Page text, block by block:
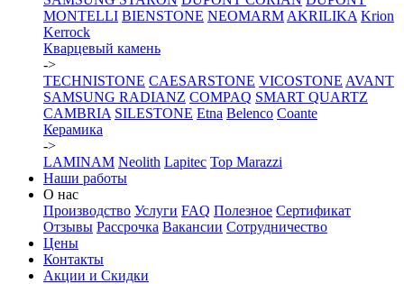
MONTELLI BIENSTONE NEOMARM AKRILIKA Krion
Kerrock
Кварцевый камень
->
TECHNISTONE CAESARSTONE VICOSTONE AVANT
SAMSUNG RADIANZ COMPAQ SMART QUARTZ
CAMBRIA SILESTONE Etna Belenco Coante
Керамика
->
LAMINAM Neolith Lapitec Top Marazzi
Наши работы
О нас
Производство Услуги FAQ Полезное Сертификат
Отзывы Рассрочка Вакансии Сотрудничество
Цены
Контакты
Акции и Скидки